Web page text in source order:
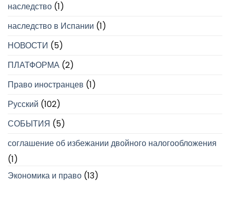
наследство (1)
наследство в Испании (1)
НОВОСТИ (5)
ПЛАТФОРМА (2)
Право иностранцев (1)
Русский (102)
СОБЫТИЯ (5)
соглашение об избежании двойного налогообложения
(1)
Экономика и право (13)